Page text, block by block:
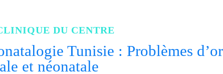
DU CENTRE
Tunisie : Problèmes
et néonatale